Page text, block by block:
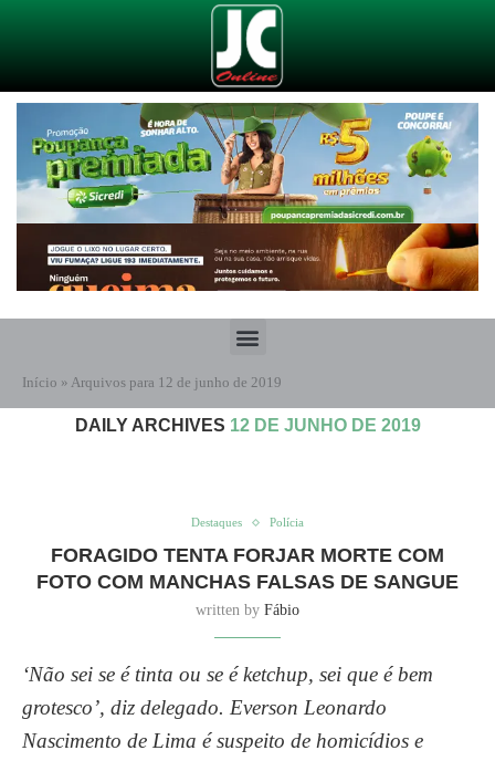
Início » Arquivos para 12 de junho de 2019
DAILY ARCHIVES 12 DE JUNHO DE 2019
Destaques Polícia
FORAGIDO TENTA FORJAR MORTE COM
FOTO COM MANCHAS FALSAS DE SANGUE
written by Fábio
‘Não sei se é tinta ou se é ketchup, sei que é bem
grotesco’, diz delegado. Everson Leonardo
Nascimento de Lima é suspeito de homicídios e